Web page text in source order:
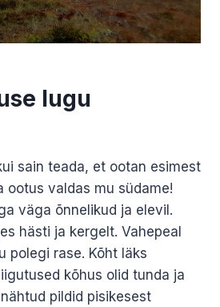
lugu
sain teada, et ootan esimest
ootus valdas mu südame!
väga õnnelikud ja elevil.
hästi ja kergelt. Vahepeal
polegi rase. Kõht läks
kõhus olid tunda ja
pildid pisikesest